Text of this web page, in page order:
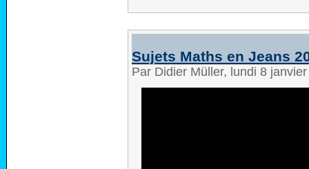
Sujets Maths en Jeans
Par Didier Müller, lundi 8